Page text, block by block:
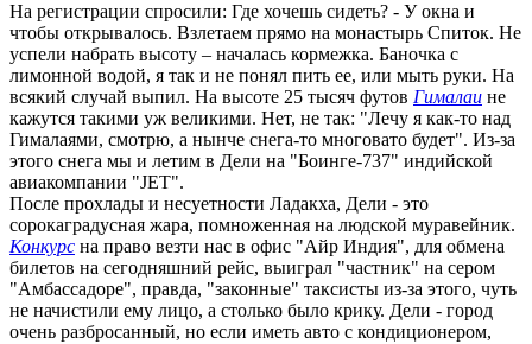
На регистрации спросили: Где хочешь сидеть? - У окна и
чтобы открывалось. Взлетаем прямо на монастырь Спиток. Не
успели набрать высоту – началась кормежка. Баночка с
лимонной водой, я так и не понял пить ее, или мыть руки. На
всякий случай выпил. На высоте 25 тысяч футов Гималаи не
кажутся такими уж великими. Нет, не так: "Лечу я как-то над
Гималаями, смотрю, а нынче снега-то многовато будет". Из-за
этого снега мы и летим в Дели на "Боинге-737" индийской
авиакомпании "JET".
После прохлады и несуетности Ладакха, Дели - это
сорокаградусная жара, помноженная на людской муравейник.
Конкурс на право везти нас в офис "Айр Индия", для обмена
билетов на сегодняшний рейс, выиграл "частник" на сером
"Амбассадоре", правда, "законные" таксисты из-за этого, чуть
не начистили ему лицо, а столько было крику. Дели - город
очень разбросанный, но если иметь авто с кондиционером,